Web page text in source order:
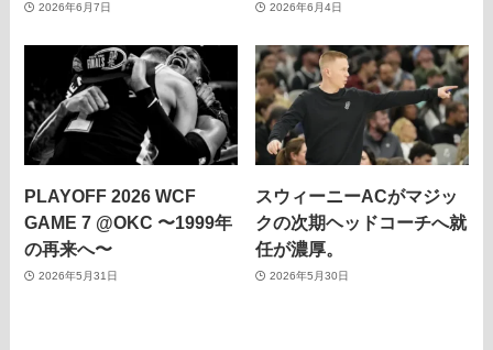
2026年6月7日 2026年6月4日
PLAYOFF 2026 WCF
GAME 7 @OKC 〜1999年
の再来へ〜
2026年5月31日
スウィーニーACがマジッ
クの次期ヘッドコーチへ就
任が濃厚。
2026年5月30日